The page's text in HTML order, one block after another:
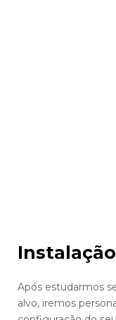
Instalação
Após estudarmos
alvo, iremos